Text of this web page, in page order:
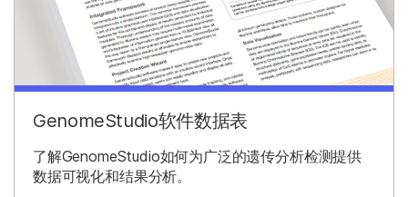
GenomeStudio软件数据表
了解GenomeStudio如何为广泛的遗传分析检测提供
数据可视化和结果分析。